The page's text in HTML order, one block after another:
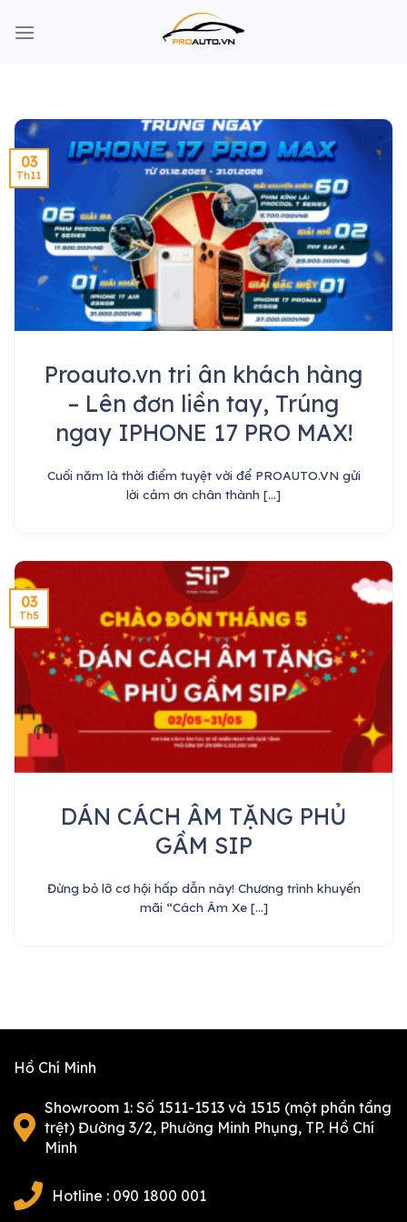
Proauto.vn tri ân khách hàng
– Lên đơn liền tay, Trúng
ngay IPHONE 17 PRO MAX!
Cuối năm là thời điểm tuyệt vời để PROAUTO.VN gửi
lời cảm ơn chân thành [...]
03
Th11
DÁN CÁCH ÂM TẶNG PHỦ
GẦM SIP
Đừng bỏ lỡ cơ hội hấp dẫn này! Chương trình khuyến
mãi “Cách Âm Xe [...]
03
Th5
Hồ Chí Minh
Showroom 1: Số 1511-1513 và 1515 (một phần tầng
trệt) Đường 3/2, Phường Minh Phụng, TP. Hồ Chí
Minh
Hotline : 090 1800 001